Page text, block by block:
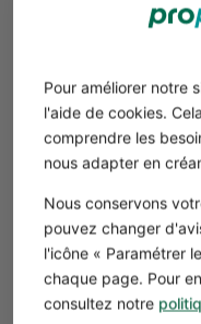
Pour améliorer notre
l'aide de cookies.
comprendre les
nous adapter en
Nous conservons
pouvez changer
l'icône « Paramétrer
chaque page. Pour
consultez notre
Bon à savoir
en charge les
faire pour
Vous pouvez
de check out, afin
client.
⚠️ D’autre part, ne
rétractation sur votre
une amende de15